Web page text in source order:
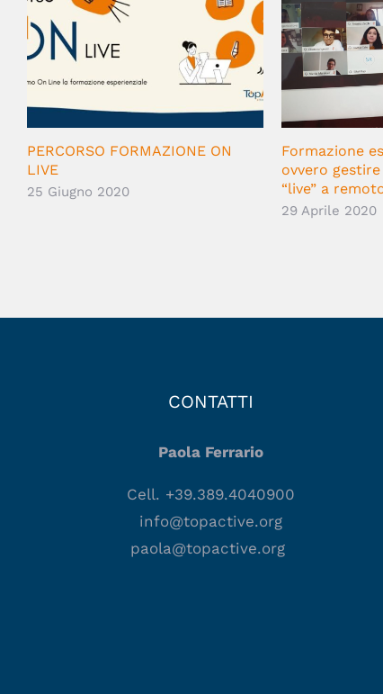
PERCORSO FORMAZIONE ON
LIVE
25 Giugno 2020
Formazione
ovvero
“live” a
29 Aprile 2020
CONTATTI
Paola Ferrario
Cell. +39.389.4040900
info@topactive.org
paola@topactive.org